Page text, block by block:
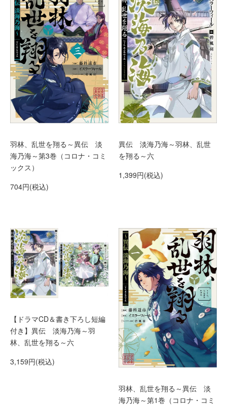
羽林、乱世を翔る～異伝 淡
海乃海～第3巻（コロナ・コミ
ックス）
704円(税込)
異伝 淡海乃海～羽林、乱世
を翔る～六
1,399円(税込)
【ドラマCD＆書き下ろし短編
付き】異伝 淡海乃海～羽
林、乱世を翔る～六
3,159円(税込)
羽林、乱世を翔る～異伝 淡
海乃海～第1巻（コロナ・コミ